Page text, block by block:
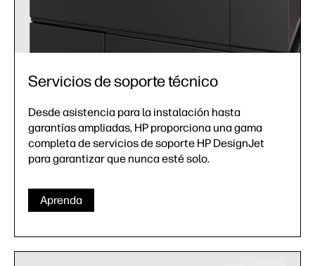
Servicios de soporte técnico
Desde asistencia para la instalación hasta
garantías ampliadas, HP proporciona una gama
completa de servicios de soporte HP DesignJet
para garantizar que nunca esté solo.
Aprenda